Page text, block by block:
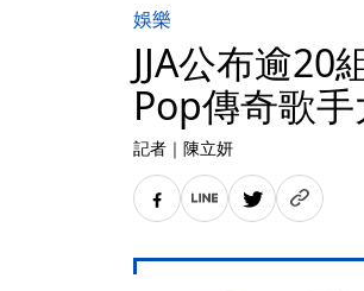
娛樂
JJA公布逾
Pop傳奇歌
記者 ｜ 陳立妍